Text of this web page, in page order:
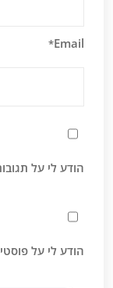
Email
*
הודע לי על
הודע לי על